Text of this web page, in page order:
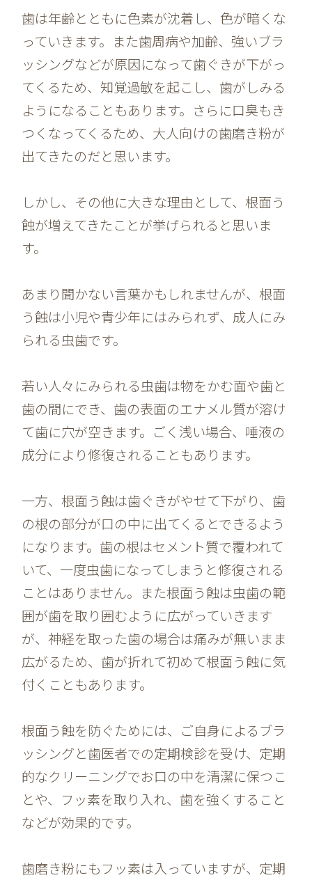
歯は年齢とともに色素が沈着し、色が暗くな
っていきます。また歯周病や加齢、強いブラ
ッシングなどが原因になって歯ぐきが下がっ
てくるため、知覚過敏を起こし、歯がしみる
ようになることもあります。さらに口臭もき
つくなってくるため、大人向けの歯磨き粉が
出てきたのだと思います。
しかし、その他に大きな理由として、根面う
蝕が増えてきたことが挙げられると思いま
す。
あまり聞かない言葉かもしれませんが、根面
う蝕は小児や青少年にはみられず、成人にみ
られる虫歯です。
若い人々にみられる虫歯は物をかむ面や歯と
歯の間にでき、歯の表面のエナメル質が溶け
て歯に穴が空きます。ごく浅い場合、唾液の
成分により修復されることもあります。
一方、根面う蝕は歯ぐきがやせて下がり、歯
の根の部分が口の中に出てくるとできるよう
になります。歯の根はセメント質で覆われて
いて、一度虫歯になってしまうと修復される
ことはありません。また根面う蝕は虫歯の範
囲が歯を取り囲むように広がっていきます
が、神経を取った歯の場合は痛みが無いまま
広がるため、歯が折れて初めて根面う蝕に気
付くこともあります。
根面う蝕を防ぐためには、ご自身によるブラ
ッシングと歯医者での定期検診を受け、定期
的なクリーニングでお口の中を清潔に保つこ
とや、フッ素を取り入れ、歯を強くすること
などが効果的です。
歯磨き粉にもフッ素は入っていますが、定期